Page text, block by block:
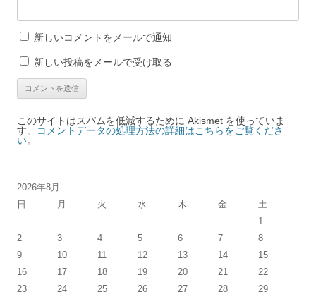
新しいコメントをメールで通知
新しい投稿をメールで受け取る
このサイトはスパムを低減するために Akismet を使っていま
す。
コメントデータの処理方法の詳細はこちらをご覧くださ
い。
2026年8月
日
月 火 水 木 金
土
1
2
3 4 5 6 7
8
9
10 11 12 13 14
15
16
17 18 19 20 21
22
23
24 25 26 27 28
29